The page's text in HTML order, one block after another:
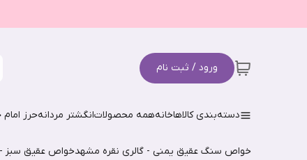
ورود / ثبت نام
دسته‌بندی کالاهاخانههمه محصولاتانگشتر مردانهحرز امام
خواص سنگ عقیق یمنی - گالری نقره مشهدخواص عقیق سبز -